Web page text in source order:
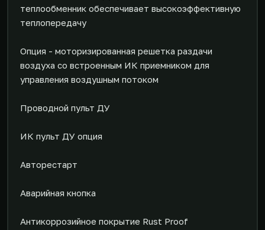
теплообменник обеспечивает высокоэффективную
теплопередачу
Опция - моторизированная решетка раздачи
воздуха со встроенным ИК приемником для
управления воздушным потоком
Проводной пульт ДУ
ИК пульт ДУ опция
Авторестарт
Аварийная кнопка
Антикоррозийное покрытие Rust Proof